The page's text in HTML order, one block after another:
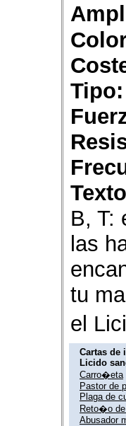
Tipo:
B, T:
las
tu
el
Cartas de
Licido
Carro�eta
Pastor de
Plaga de
Reto�o
Abusador